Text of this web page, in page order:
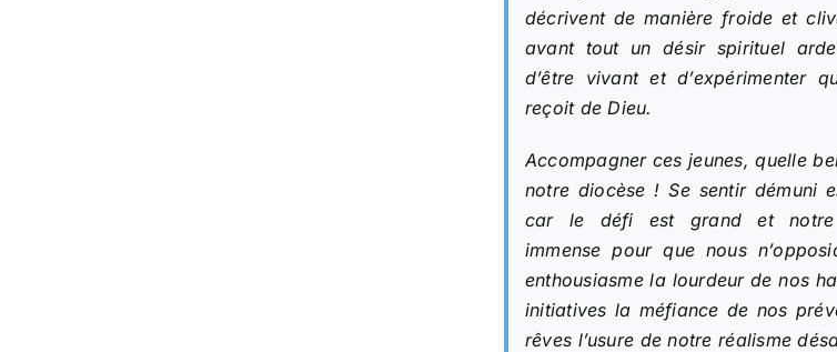
décrivent de manière froide et
avant tout un désir spirituel
d’être vivant et d’expérimenter
reçoit de Dieu.
Accompagner ces jeunes, quelle
notre diocèse ! Se sentir démuni
car le défi est grand et notre
immense pour que nous
enthousiasme la lourdeur de nos
initiatives la méfiance de nos
rêves l’usure de notre réalisme